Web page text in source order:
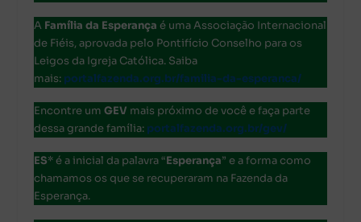
A Família da Esperança é uma Associação Internacional
de Fiéis, aprovada pelo Pontifício Conselho para os
Leigos da Igreja Católica. Saiba
mais: portalfazenda.org.br/familia-da-esperanca/
Encontre umGEV mais próximo de você e faça parte
dessa grande família: portalfazenda.org.br/gev/
ES* é a inicial da palavra “Esperança” e a forma como
chamamos os que se recuperaram na Fazenda da
Esperança.